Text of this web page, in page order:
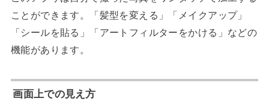
ことができます。「髪型を変える」「メイクアップ」
「シールを貼る」「アートフィルターをかける」などの
機能があります。
画面上での見え方